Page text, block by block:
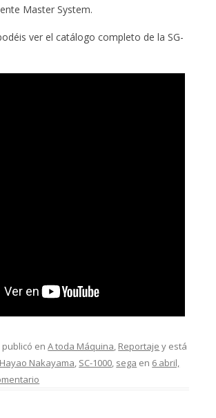
Master System.
ver el catálogo completo de la SG-
publicó enA toda Máquina Reportaje y está
Hayao Nakayama SC-1000 sega en 6 abril,